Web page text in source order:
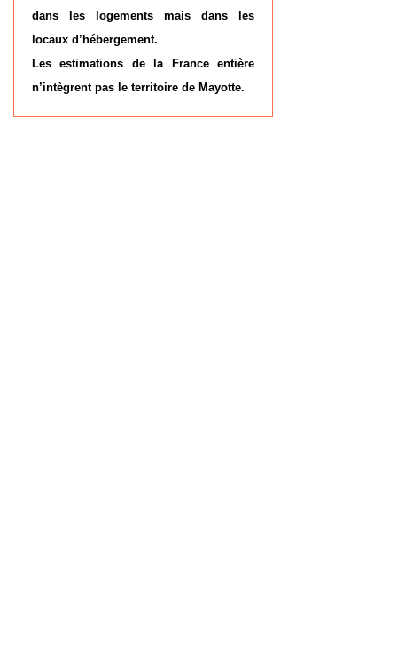
dans les logements mais dans les
locaux d’hébergement.
Les estimations de la France entière
n’intègrent pas le territoire de Mayotte.